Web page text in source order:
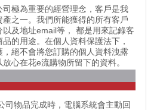
極為重要的經營理念，客戶是我
之一。我們所能獲得的所有客戶
及地址email等， 都是用來記錄客
的用途。在個人資料保護法下，
絕不會將您訂購的個人資料洩露
心在花e流購物所留下的資料。
司物品完成時，電腦系統會主動回